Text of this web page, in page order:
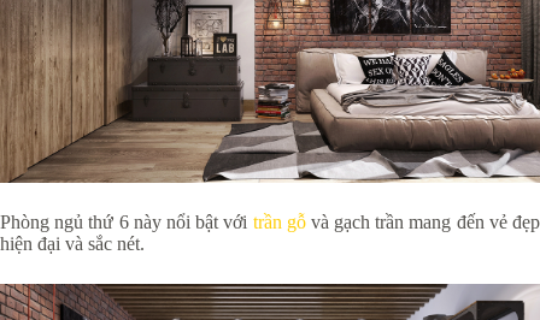
Phòng ngủ thứ 6 này nổi bật với trần gỗvà gạch trần mang đến vẻ đẹp
hiện đại và sắc nét.